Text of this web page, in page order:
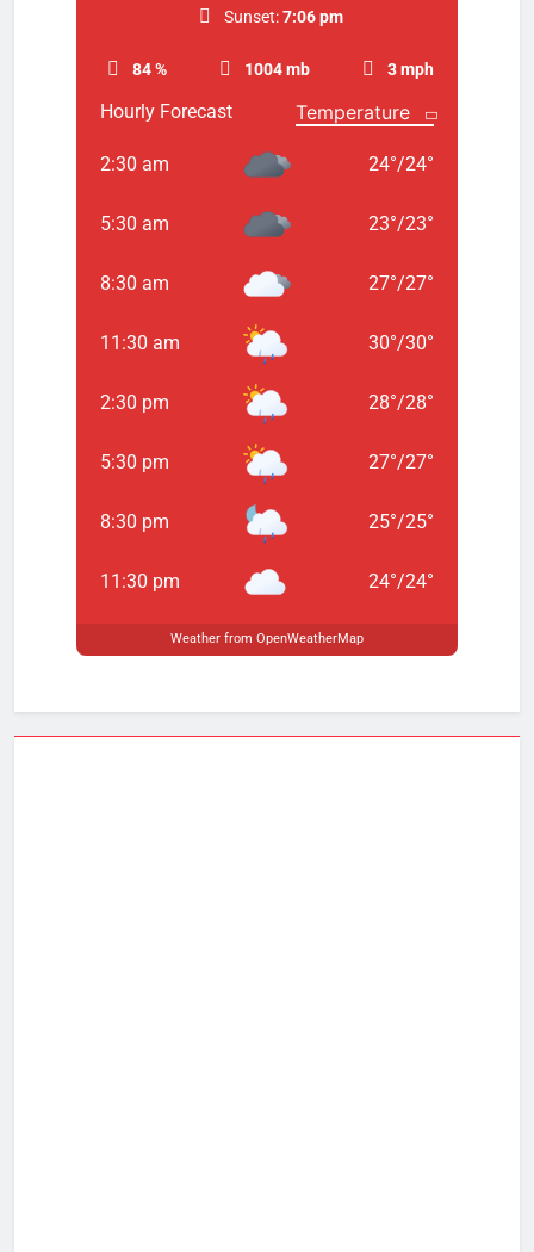
84 % 1004 mb 3 mph
Sunset: 7:06 pm
Hourly Forecast
2:30 am 24°/24°
5:30 am 23°/23°
8:30 am 27°/27°
11:30 am 30°/30°
2:30 pm 28°/28°
5:30 pm 27°/27°
8:30 pm 25°/25°
11:30 pm 24°/24°
Weather from OpenWeatherMap